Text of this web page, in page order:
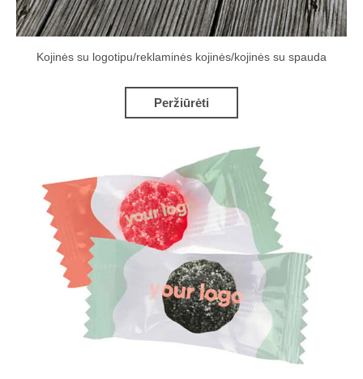
Kojinės su logotipu/reklaminės kojinės/kojinės su spauda
Peržiūrėti